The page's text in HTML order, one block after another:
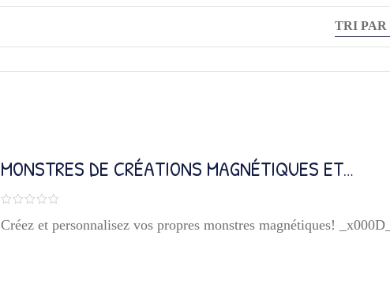
MONSTRES DE CRÉATIONS MAGNÉTIQUES ET
EFFAÇABLES
Créez et personnalisez vos propres monstres magnétiques! _x000D_